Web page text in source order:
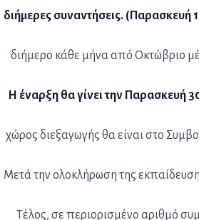
διήμερες συναντήσεις. (Παρασκευή
διήμερο κάθε μήνα από Οκτώβριο
Η έναρξη θα γίνει την Παρασκευή
χώρος διεξαγωγής θα είναι στο
Μετά την ολοκλήρωση της
Τέλος, σε περιορισμένο αριθμό